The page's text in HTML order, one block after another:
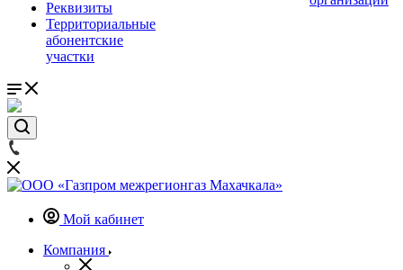
Реквизиты
Территориальные
абонентские
участки
Мой кабинет
Компания